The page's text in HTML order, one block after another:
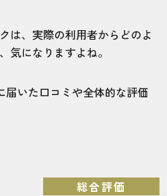
毛量の変化
の変化
して費用を安くする？！キャ
てみよう
は、実際の利用者からどのよ
気になりますよね。
届いた口コミや全体的な評価
総合評価